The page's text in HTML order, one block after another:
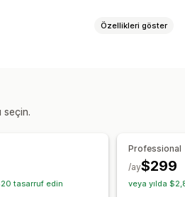
Özellikleri göster
seçin.
tasarruf edin
Professional
$299
/ay
veya yılda